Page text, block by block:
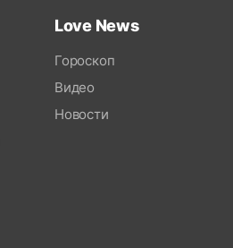
Love News
Гороскоп
Видео
Новости